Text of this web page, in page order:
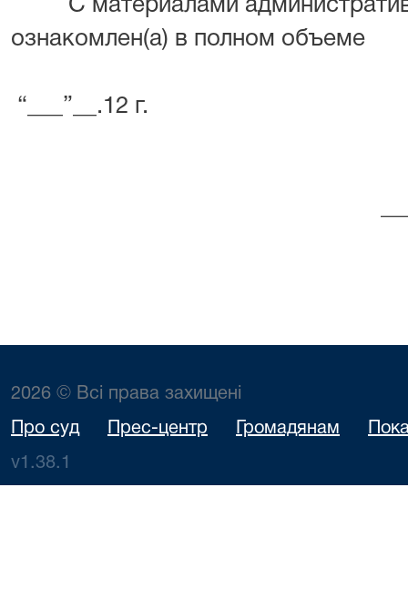
С материалами
ознакомлен(а) в полном объеме
“___”__.12 г.
2026 © Всі права захищені
Про суд Прес-центр Громадянам
v1.38.1